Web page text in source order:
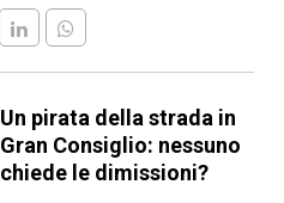
Un pirata della strada in
Gran Consiglio: nessuno
chiede le dimissioni?